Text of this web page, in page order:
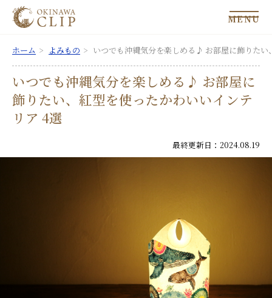
MENU
ホーム よみもの いつでも沖縄気分を楽しめる♪ お部屋に飾りた
いつでも沖縄気分を楽しめる♪ お部屋に
飾りたい、紅型を使ったかわいいインテ
リア 4選
最終更新日：2024.08.19